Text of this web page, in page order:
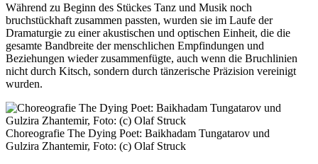
Während zu Beginn des Stückes Tanz und Musik noch
bruchstückhaft zusammen passten, wurden sie im Laufe der
Dramaturgie zu einer akustischen und optischen Einheit, die die
gesamte Bandbreite der menschlichen Empfindungen und
Beziehungen wieder zusammenfügte, auch wenn die Bruchlinien
nicht durch Kitsch, sondern durch tänzerische Präzision vereinigt
wurden.
Choreografie The Dying Poet: Baikhadam Tungatarov und
Gulzira Zhantemir, Foto: (c) Olaf Struck